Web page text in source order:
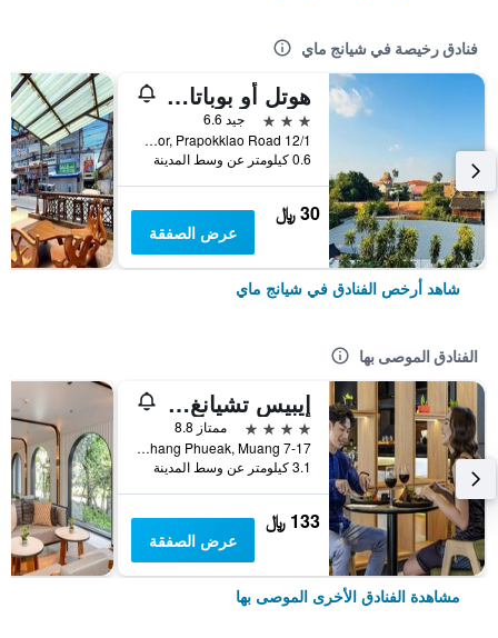
فنادق رخيصة في شيانج ماي
هوتل أو بوباتارا تشيانغماي
3 نجوم
جيد 6.6
12/1 Soi 4 Kor, Prapokklao Road, شيانج ماي, تايلاند
0.6 كيلومتر عن وسط المدينة
30 ﷼
عرض الصفقة
شاهد أرخص الفنادق في شيانج ماي
الفنادق الموصى بها
إيبيس تشيانغ ماي نيمان جورنيوب
4 نجوم
ممتاز 8.8
7-17 Moo 2, Huay Kaew Road Chang Phueak, Muang, شيانج ماي, تايلاند
3.1 كيلومتر عن وسط المدينة
133 ﷼
عرض الصفقة
مشاهدة الفنادق الأخرى الموصى بها